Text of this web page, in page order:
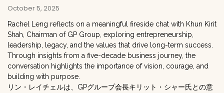
October 5, 2025
Rachel Leng reflects on a meaningful fireside chat with Khun Kirit
Shah, Chairman of GP Group, exploring entrepreneurship,
leadership, legacy, and the values that drive long-term success.
Through insights from a five-decade business journey, the
conversation highlights the importance of vision, courage, and
building with purpose.
リン・レイチェルは、GPグループ会長キリット・シャー氏との意